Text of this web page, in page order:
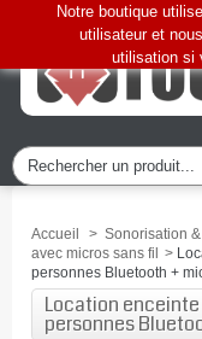
Notre boutique
utilisateur et
utilisation si
Accueil > Sonorisation
avec micros sans fil
>
personnes Bluetooth +
Location enceinte
personnes